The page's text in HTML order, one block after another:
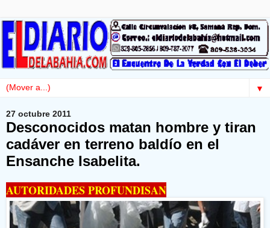
▼
27 octubre 2011
Desconocidos matan hombre y tiran
cadáver en terreno baldío en el
Ensanche Isabelita.
AUTORIDADES PROFUNDISAN